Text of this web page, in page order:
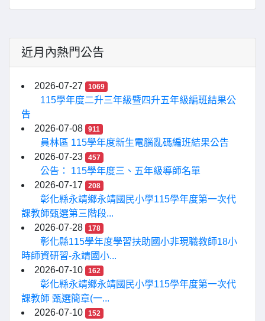
近月內熱門公告
2026-07-27 1069
115學年度二升三年級暨四升五年級編班結果公
告
2026-07-08
911
員林區 115學年度新生電腦亂碼編班結果公告
2026-07-23
457
公告： 115學年度三、五年級導師名單
2026-07-17
208
彰化縣永靖鄉永靖國民小學115學年度第一次代
課教師甄選第三階段...
2026-07-28
178
彰化縣115學年度學習扶助國小非現職教師18小
時師資研習-永靖國小...
2026-07-10
162
彰化縣永靖鄉永靖國民小學115學年度第一次代
課教師 甄選簡章(一...
2026-07-10
152